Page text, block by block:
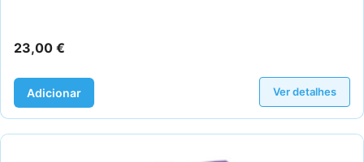
23,00 €
Adicionar Ver detalhes